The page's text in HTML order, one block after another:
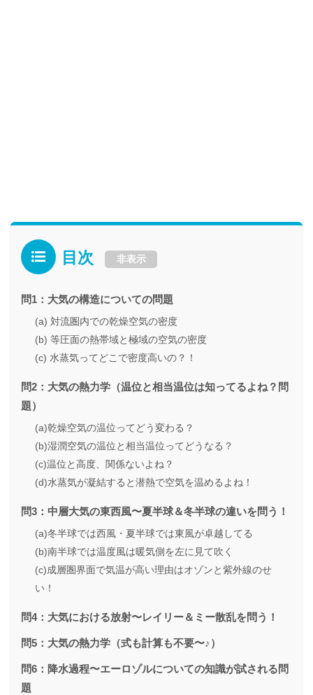
目次 非表示
問1：大気の構造についての問題
(a) 対流圏内での乾燥空気の密度
(b) 等圧面の熱帯域と極域の空気の密度
(c) 水蒸気ってどこで密度高いの？！
問2：大気の熱力学（温位と相当温位は知ってるよね？問
題）
(a)乾燥空気の温位ってどう変わる？
(b)湿潤空気の温位と相当温位ってどうなる？
(c)温位と高度、関係ないよね？
(d)水蒸気が凝結すると潜熱で空気を温めるよね！
問3：中層大気の東西風〜夏半球＆冬半球の違いを問う！
(a)冬半球では西風・夏半球では東風が卓越してる
(b)南半球では温度風は暖気側を左に見て吹く
(c)成層圏界面で気温が高い理由はオゾンと紫外線のせ
い！
問4：大気における放射〜レイリー＆ミー散乱を問う！
問5：大気の熱力学（式も計算も不要〜♪）
問6：降水過程〜エーロゾルについての知識が試される問
題